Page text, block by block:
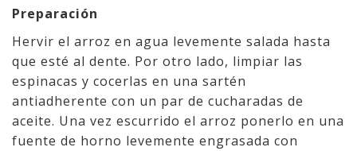
Preparación
Hervir el arroz en agua levemente salada hasta
que esté al dente. Por otro lado, limpiar las
espinacas y cocerlas en una sartén
antiadherente con un par de cucharadas de
aceite. Una vez escurrido el arroz ponerlo en una
fuente de horno levemente engrasada con